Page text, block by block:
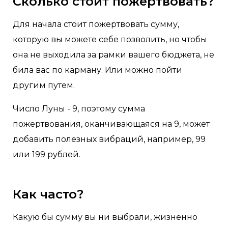
Для начала стоит пожертвовать сумму,
которую вы можете себе позволить, но чтобы
она не выходила за рамки вашего бюджета, не
била вас по карману. Или можно пойти
другим путем.
Число Луны - 9, поэтому сумма
пожертвования, оканчивающаяся на 9, может
добавить полезных вибраций, например, 99
или 199 рублей.
Как часто?
Какую бы сумму вы ни выбрали, жизненно